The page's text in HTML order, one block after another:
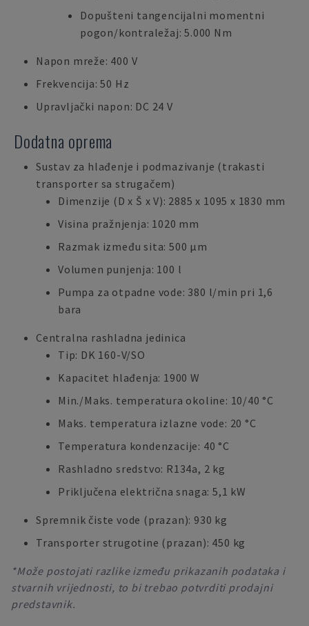
Dopušteni tangencijalni momentni
pogon/kontraležaj: 5.000 Nm
Napon mreže: 400 V
Frekvencija: 50 Hz
Upravljački napon: DC 24 V
Dodatna oprema
Sustav za hlađenje i podmazivanje (trakasti
transporter sa strugačem)
Dimenzije (D x Š x V): 2885 x 1095 x 1830 mm
Visina pražnjenja: 1020 mm
Razmak između sita: 500 μm
Volumen punjenja: 100 l
Pumpa za otpadne vode: 380 l/min pri 1,6
bara
Centralna rashladna jedinica
Tip: DK 160-V/SO
Kapacitet hlađenja: 1900 W
Min./Maks. temperatura okoline: 10/40 °C
Maks. temperatura izlazne vode: 20 °C
Temperatura kondenzacije: 40 °C
Rashladno sredstvo: R134a, 2 kg
Priključena električna snaga: 5,1 kW
Spremnik čiste vode (prazan): 930 kg
Transporter strugotine (prazan): 450 kg
*Može postojati razlike između prikazanih podataka i
stvarnih vrijednosti, to bi trebao potvrditi prodajni
predstavnik.